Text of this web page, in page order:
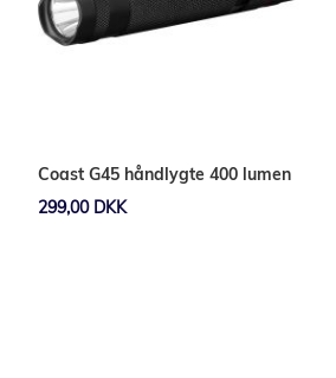
Coast G45 håndlygte 400 lumen
299,00 DKK